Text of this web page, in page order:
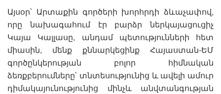
Այսօր՝ Արտաքին գործերի խորհրդի ձևաչափով,
որը նախագահում էր բարձր ներկայացուցիչ
Կայա Կալլասը, անդամ պետությունների հետ
միասին, մենք քննարկեցինք Հայաստան-ԵՄ
գործընկերության բոլոր հիմնական
ձեռքբերումները՝ տնտեսությունից և ավելի ամուր
դիմակայունությունից մինչև անվտանգության